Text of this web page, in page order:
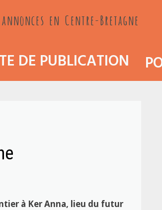
en Centre-Bretagne
DE PUBLICATION
à Ker Anna, lieu du futur